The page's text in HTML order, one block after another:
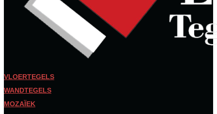
VLOERTEGELS
WANDTEGELS
MOZAÏEK